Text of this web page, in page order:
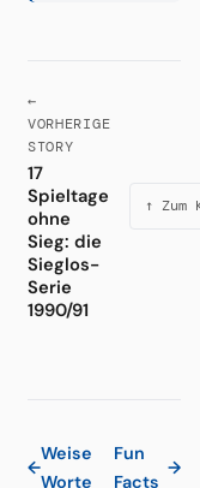
←
VORHERIGE
STORY
17
Spieltage
ohne
Sieg: die
Sieglos-
Serie
1990/91
↑
←
Weise
Worte
Fun
Facts
→